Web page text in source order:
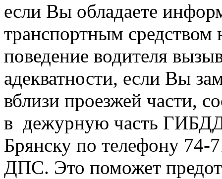
если Вы обладаете
транспортным средством
поведение водителя
адекватности, если Вы
вблизи проезжей части,
в дежурную часть
Брянску по телефону
ДПС. Это поможет